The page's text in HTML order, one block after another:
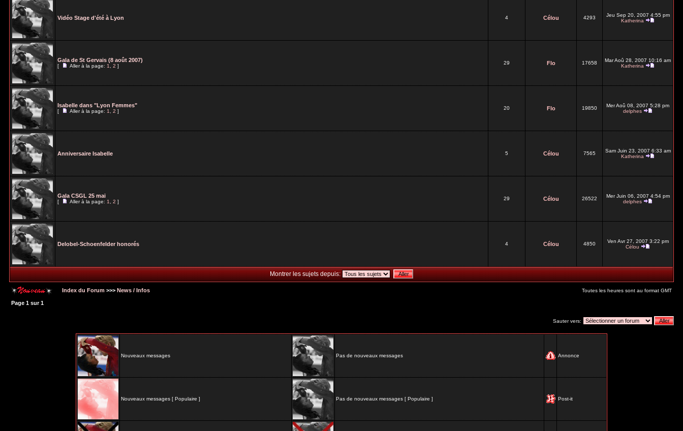
Vidéo Stage d'été à Lyon 4 Célou 4293
Jeu Sep 20, 2007 4:55 pm
Katherina
Gala de St Gervais (8 août 2007)
[ Aller à la page:1,2]
29 Flo 17658
Mar Aoû 28, 2007 10:16 am
Katherina
Isabelle dans "Lyon Femmes"
[ Aller à la page:1,2]
20 Flo 19850
Mer Aoû 08, 2007 5:28 pm
delphes
Anniversaire Isabelle 5 Célou 7565
Sam Juin 23, 2007 6:33 am
Katherina
Gala CSGL 25 mai
[ Aller à la page:1,2]
29 Célou 26522
Mer Juin 06, 2007 4:54 pm
delphes
Delobel-Schoenfelder honorés 4 Célou 4850
Ven Avr 27, 2007 3:22 pm
Célou
Montrer les sujets depuis:
Index du Forum >>> News / Infos Toutes les heures sont au format GMT
Page 1 sur1
Sauter vers:
Nouveaux messages Pas de nouveaux messages Annonce
Nouveaux messages [ Populaire ] Pas de nouveaux messages [ Populaire ] Post-it